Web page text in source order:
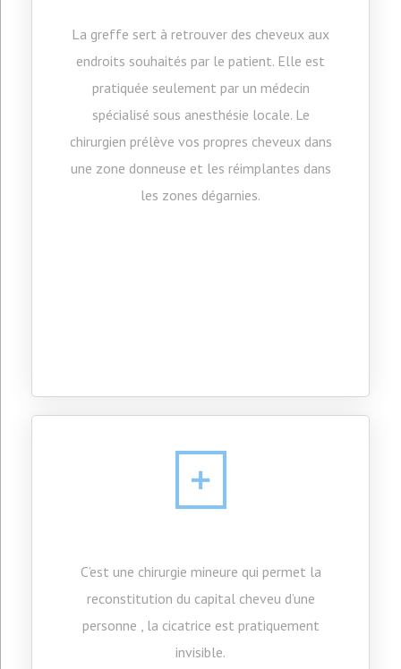
La greffe sert à retrouver des cheveux aux
endroits souhaités par le patient. Elle est
pratiquée seulement par un médecin
spécialisé sous anesthésie locale. Le
chirurgien prélève vos propres cheveux dans
une zone donneuse et les réimplantes dans
les zones dégarnies.
C’est une chirurgie mineure qui permet la
reconstitution du capital cheveu d’une
personne , la cicatrice est pratiquement
invisible.